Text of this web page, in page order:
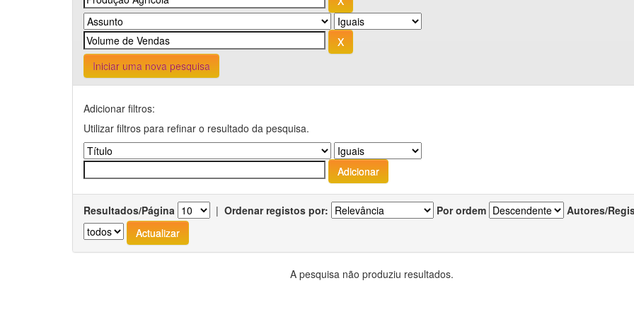
Iniciar uma nova pesquisa
Adicionar filtros:
Utilizar filtros para refinar o resultado da pesquisa.
Resultados/Página | Ordenar registos por: Por ordem Autores/
A pesquisa não produziu resultados.